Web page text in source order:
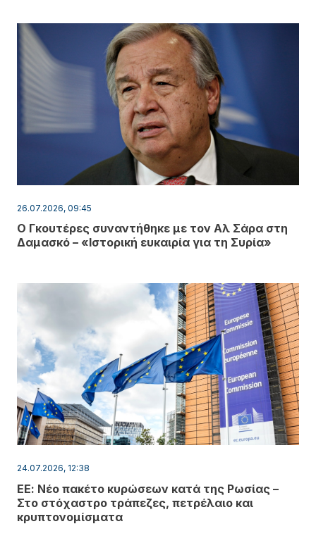
26.07.2026, 09:45
Ο Γκουτέρες συναντήθηκε με τον Αλ Σάρα στη
Δαμασκό – «Ιστορική ευκαιρία για τη Συρία»
24.07.2026, 12:38
ΕΕ: Νέο πακέτο κυρώσεων κατά της Ρωσίας –
Στο στόχαστρο τράπεζες, πετρέλαιο και
κρυπτονομίσματα